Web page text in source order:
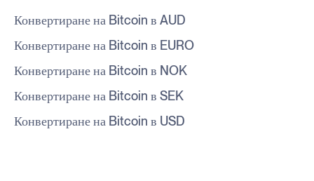
Конвертиране на Bitcoin в AUD
Конвертиране на Bitcoin в EURO
Конвертиране на Bitcoin в NOK
Конвертиране на Bitcoin в SEK
Конвертиране на Bitcoin в USD